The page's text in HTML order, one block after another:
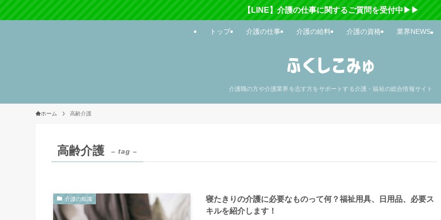
【LINE】介護の仕事に関するご質問を受付中▶▶
介護職の方や介護業界を志す方をサポートする介護・福祉の総合情報サイト
トップ 介護の仕事 介護の給料 介護の資格 業界NEWS
ホーム 高齢介護
高齢介護 – tag –
介護の知識
寝たきりの介護に必要なものって何？福祉用具、日用品、必要ス
キルを紹介します！